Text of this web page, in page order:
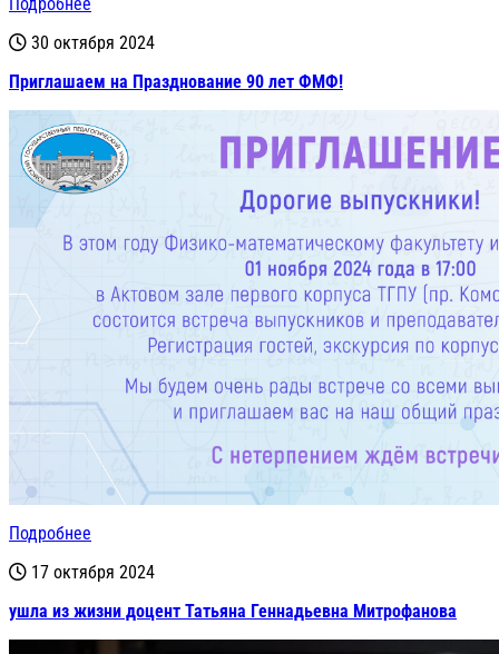
30 октября 2024
Приглашаем на Празднование 90 лет ФМФ!
Подробнее
17 октября 2024
ушла из жизни доцент Татьяна Геннадьевна Митрофанова